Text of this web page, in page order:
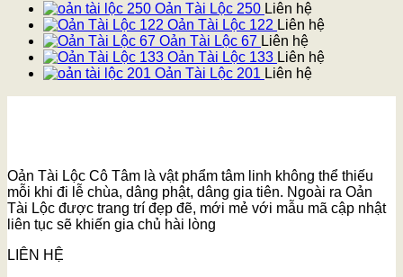
Oản Tài Lộc 250 Liên hệ
Oản Tài Lộc 122 Liên hệ
Oản Tài Lộc 67 Liên hệ
Oản Tài Lộc 133 Liên hệ
Oản Tài Lộc 201 Liên hệ
Oản Tài Lộc Cô Tâm là vật phẩm tâm linh không thể thiếu
mỗi khi đi lễ chùa, dâng phật, dâng gia tiên. Ngoài ra Oản
Tài Lộc được trang trí đẹp đẽ, mới mẻ với mẫu mã cập nhật
liên tục sẽ khiến gia chủ hài lòng
LIÊN HỆ